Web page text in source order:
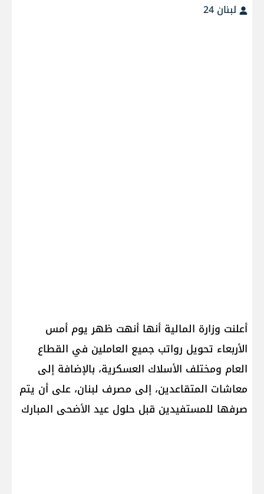
لبنان 24
أعلنت وزارة المالية أنها أنهت ظهر يوم أمس
الأربعاء تحويل رواتب جميع العاملين في القطاع
العام ومختلف الأسلاك العسكرية، بالإضافة إلى
معاشات المتقاعدين، إلى مصرف لبنان، على أن يتم
صرفها للمستفيدين قبل حلول عيد الأضحى المبارك